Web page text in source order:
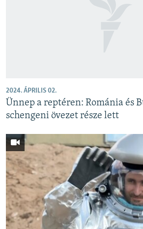
2024. ÁPRILIS 02.
Ünnep a reptéren: Románia és
schengeni övezet része lett